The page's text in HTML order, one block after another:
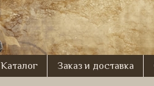
Каталог Заказ и доставка